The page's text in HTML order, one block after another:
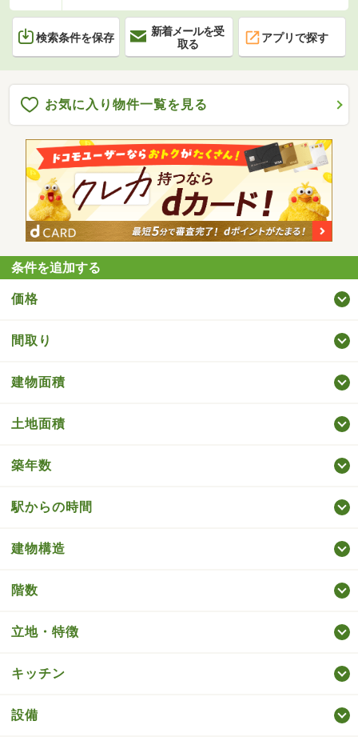
検索条件を保存
新着メールを受
取る
アプリで探す
お気に入り物件一覧を見る
条件を追加する
価格
間取り
建物面積
土地面積
築年数
駅からの時間
建物構造
階数
立地・特徴
キッチン
設備